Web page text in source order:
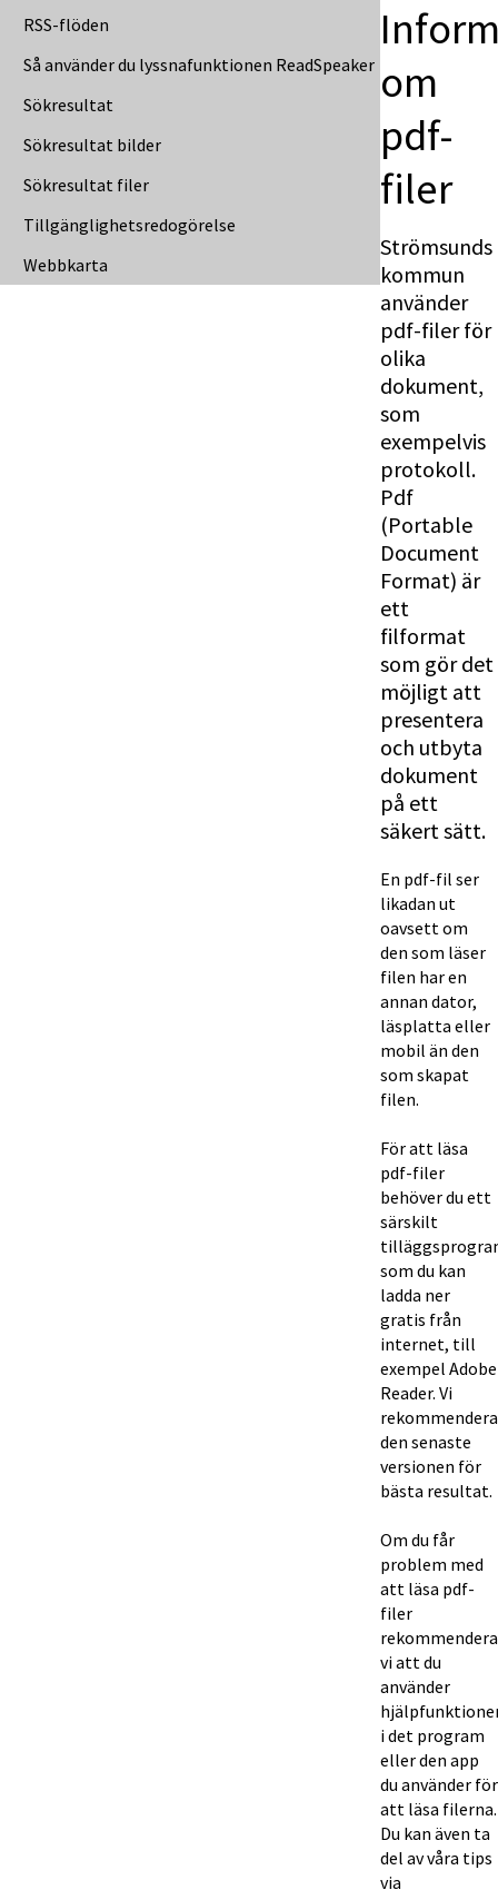
RSS-flöden
Så använder du lyssnafunktionen ReadSpeaker
Sökresultat
Sökresultat bilder
Sökresultat filer
Tillgänglig­hets­redo­görelse
Webbkarta
om
pdf-
filer
Strömsunds
kommun
använder
pdf-filer för
olika
dokument,
som
exempelvis
protokoll.
Pdf
(Portable
Document
Format) är
ett
filformat
som gör det
möjligt att
presentera
och utbyta
dokument
på ett
säkert sätt.
En pdf-fil ser
likadan ut
oavsett om
den som läser
filen har en
annan dator,
läsplatta eller
mobil än den
som skapat
filen.
För att läsa
pdf-filer
behöver du ett
särskilt
som du kan
ladda ner
gratis från
internet, till
exempel Adobe
Reader. Vi
den senaste
versionen för
bästa resultat.
Om du får
problem med
att läsa pdf-
filer
vi att du
använder
i det program
eller den app
du använder för
att läsa filerna.
Du kan även ta
del av våra tips
via